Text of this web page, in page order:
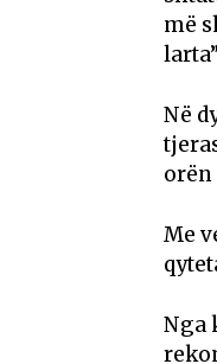
më
Në
orën
Me
Nga